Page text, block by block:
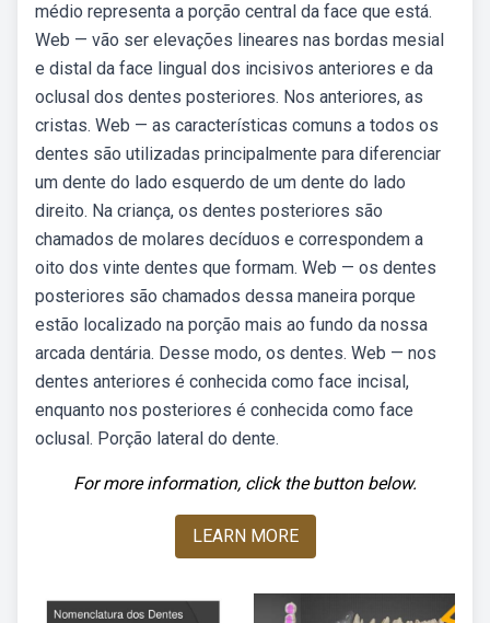
médio representa a porção central da face que está.
Web — vão ser elevações lineares nas bordas mesial
e distal da face lingual dos incisivos anteriores e da
oclusal dos dentes posteriores. Nos anteriores, as
cristas. Web — as características comuns a todos os
dentes são utilizadas principalmente para diferenciar
um dente do lado esquerdo de um dente do lado
direito. Na criança, os dentes posteriores são
chamados de molares decíduos e correspondem a
oito dos vinte dentes que formam. Web — os dentes
posteriores são chamados dessa maneira porque
estão localizado na porção mais ao fundo da nossa
arcada dentária. Desse modo, os dentes. Web — nos
dentes anteriores é conhecida como face incisal,
enquanto nos posteriores é conhecida como face
oclusal. Porção lateral do dente.
For more information, click the button below.
LEARN MORE